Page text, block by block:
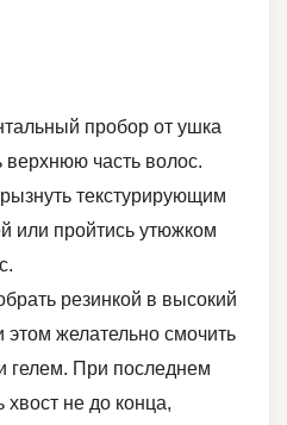
пробор от ушка
верхнюю часть волос.
текстурирующим
или пройтись утюжком
резинкой в высокий
этом желательно смочить
гелем. При последнем
хвост не до конца,